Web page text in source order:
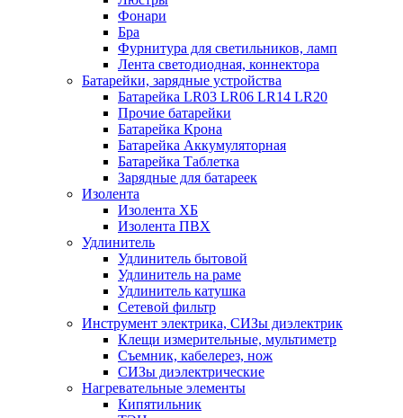
Фонари
Бра
Фурнитура для светильников, ламп
Лента светодиодная, коннектора
Батарейки, зарядные устройства
Батарейка LR03 LR06 LR14 LR20
Прочие батарейки
Батарейка Крона
Батарейка Аккумуляторная
Батарейка Таблетка
Зарядные для батареек
Изолента
Изолента ХБ
Изолента ПВХ
Удлинитель
Удлинитель бытовой
Удлинитель на раме
Удлинитель катушка
Сетевой фильтр
Инструмент электрика, СИЗы диэлектрик
Клещи измерительные, мультиметр
Съемник, кабелерез, нож
СИЗы диэлектрические
Нагревательные элементы
Кипятильник